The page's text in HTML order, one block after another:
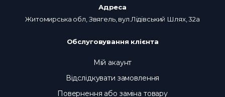
Адреса
Житомирська обл, Звягель, вул.Лідівський Шлях, 32а
Обслуговування клієнта
Мій акаунт
Відслідкувати замовлення
Повернення або заміна товару